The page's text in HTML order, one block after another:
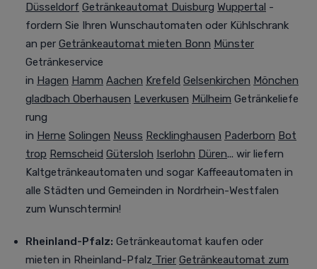
Düsseldorf Getränkeautomat Duisburg Wuppertal -
fordern Sie Ihren Wunschautomaten oder Kühlschrank
an per Getränkeautomat mieten Bonn Münster
Getränkeservice
in Hagen Hamm Aachen Krefeld Gelsenkirchen Mönchen
gladbach Oberhausen Leverkusen Mülheim Getränkeliefe
rung
in Herne Solingen Neuss Recklinghausen Paderborn Bot
trop Remscheid Gütersloh Iserlohn Düren... wir liefern
Kaltgetränkeautomaten und sogar Kaffeeautomaten in
alle Städten und Gemeinden in Nordrhein-Westfalen
zum Wunschtermin!
Rheinland-Pfalz: Getränkeautomat kaufen oder
mieten in Rheinland-Pfalz Trier Getränkeautomat zum